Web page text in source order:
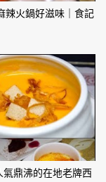
辣火鍋好滋味｜食記
氣鼎沸的在地老牌西